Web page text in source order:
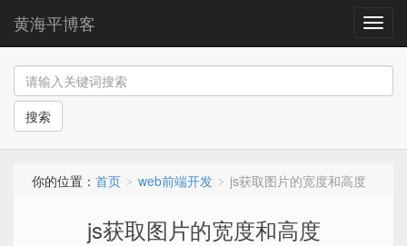
导
航
黄海平博客
搜索
你的位置： 首页 > web前端开发 > js获取图片的宽度和高度
js获取图片的宽度和高度